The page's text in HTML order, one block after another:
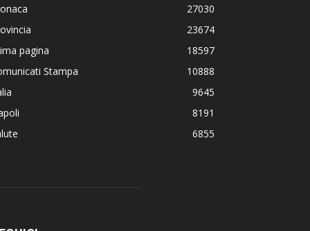
27030
23674
pagina
18597
Stampa
10888
9645
8191
6855